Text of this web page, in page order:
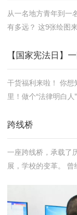
从一名地方青年到一
有多远？ 这9张绘图
干货福利来啦！ 你想
里！做个“法律明白人”
跨线桥
一座跨线桥，承载了
展，学校的变革。 曾
在互联网兴起的年代
天地。曾经，学校有